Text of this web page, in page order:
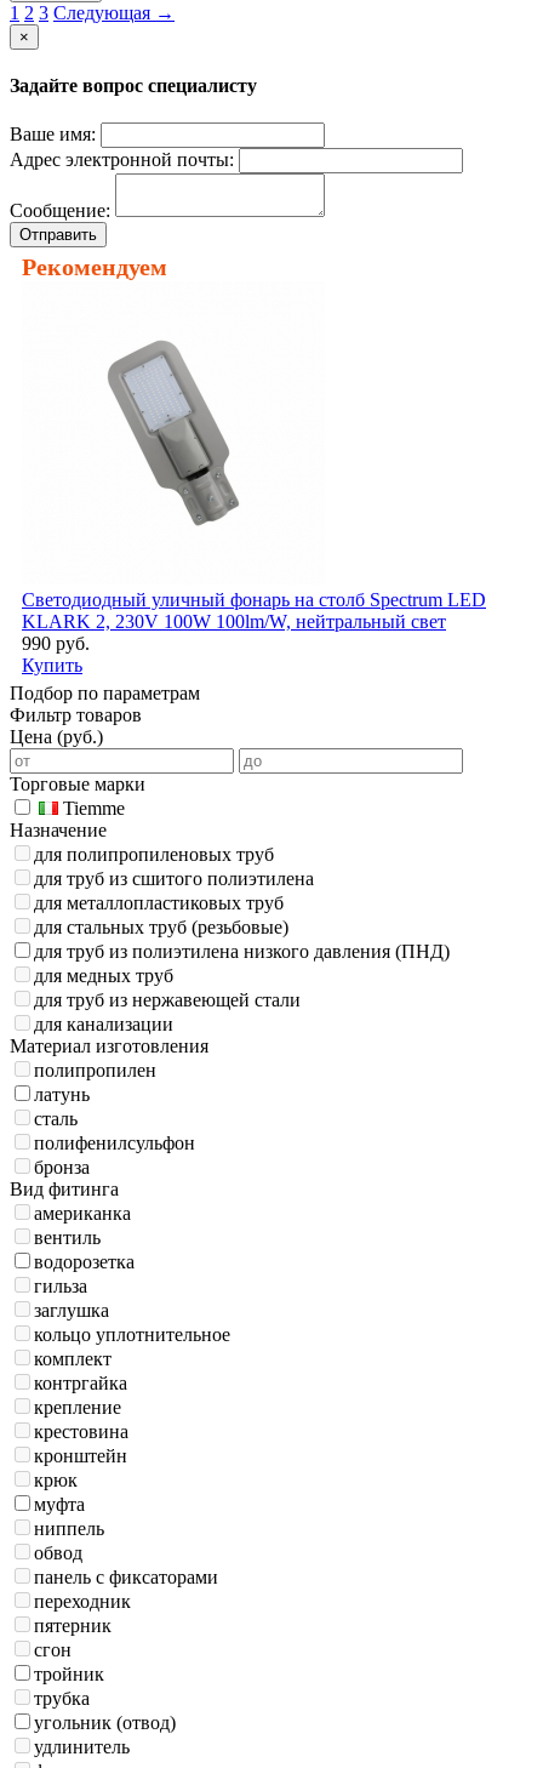
1 2 3 Следующая →
×
Задайте вопрос специалисту
Ваше имя:
Адрес электронной почты:
Сообщение:
Отправить
Рекомендуем
Светодиодный уличный фонарь на столб Spectrum LED
KLARK 2, 230V 100W 100lm/W, нейтральный свет
990 руб.
Купить
Подбор по параметрам
Фильтр товаров
Цена (руб.)
Торговые марки
Tiemme
Назначение
для полипропиленовых труб
для труб из сшитого полиэтилена
для металлопластиковых труб
для стальных труб (резьбовые)
для труб из полиэтилена низкого давления (ПНД)
для медных труб
для труб из нержавеющей стали
для канализации
Материал изготовления
полипропилен
латунь
сталь
полифенилсульфон
бронза
Вид фитинга
американка
вентиль
водорозетка
гильза
заглушка
кольцо уплотнительное
комплект
контргайка
крепление
крестовина
кронштейн
крюк
муфта
ниппель
обвод
панель с фиксаторами
переходник
пятерник
сгон
тройник
трубка
угольник (отвод)
удлинитель